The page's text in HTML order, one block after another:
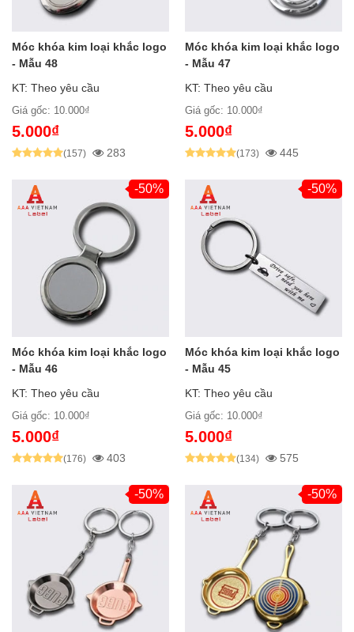
Móc khóa kim loại khắc logo
- Mẫu 48
KT: Theo yêu cầu
Giá gốc: 10.000₫
5.000₫
(157) 283
Móc khóa kim loại khắc logo
- Mẫu 47
KT: Theo yêu cầu
Giá gốc: 10.000₫
5.000₫
(173) 445
-50%
Móc khóa kim loại khắc logo
- Mẫu 46
KT: Theo yêu cầu
Giá gốc: 10.000₫
5.000₫
(176) 403
-50%
Móc khóa kim loại khắc logo
- Mẫu 45
KT: Theo yêu cầu
Giá gốc: 10.000₫
5.000₫
(134) 575
-50% -50%